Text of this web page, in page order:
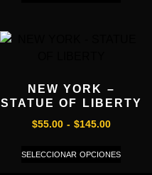
NEW YORK –
STATUE OF LIBERTY
$55.00 - $145.00
SELECCIONAR OPCIONES